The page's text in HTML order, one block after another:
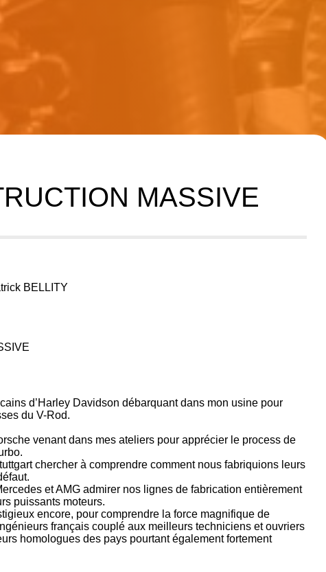
MASSIVE
d’Harley Davidson débarquant dans mon usine pour
du V-Rod.
venant dans mes ateliers pour apprécier le process de
chercher à comprendre comment nous fabriquions leurs
et AMGadmirer nos lignes de fabrication entièrement
puissants moteurs.
encore, pour comprendre la force magnifique de
français couplé aux meilleurs techniciens et ouvriers
homologues des pays pourtant également fortement